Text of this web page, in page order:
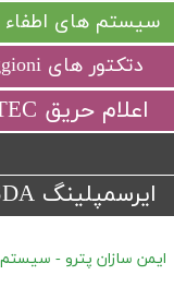
​اعلام حریق C-TEC​​​​​​​
ایرسمپلینگ VESDA
سیستم های اطفاء
دتکتور های Oggioni
ایمن سازان پترو -